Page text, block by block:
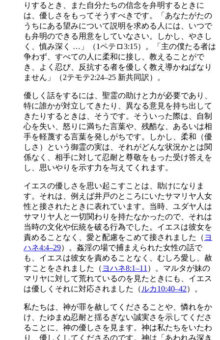
りするとき、また自分たちの信念を弁明するときに
は、優しさをもってそうすべきです。「あなたがたの
うちにある望みについて説明を求める人には、いつで
も弁明のできる用意をしていなさい。しかし、やさし
く、慎み深く …」（1ペテロ3:15）。「主の僕たる者は
争わず、すべての人に柔和に接し、教えることがで
き、よく忍び、反抗する者を優しく教え導かねばなり
ません」（2テモテ2:24–25 新共同訳）。
優しく話をするには、聖霊の助けと力が必要であり、
特に誰かが対立してきたり、異なる意見を持ち出して
きたりするときは、そうです。そういった際は、自制
心を失い、怒りに満ちた言葉や、残酷な、あるいは相
手を軽蔑する言葉を発しがちです。しかし、柔和（優
しさ）という御霊の実は、それがどんな状況かとは関
係なく、相手に対して忍耐と尊敬をもった受け答えを
し、思いやりを示す力を与えてくれます。
イエスの優しさを思い起こすことは、助けになりま
す。それは、例えば井戸のところにいたサマリヤ人女
性と接されたときに表れています。当時、ユダヤ人は
サマリヤ人と一切関わりを持たなかったので、それは
当時の文化や伝統を破る行為でした。イエスは彼女を
責めることなく、愛と配慮をこめて接されました（ ヨ
ハネ4:4–29）。姦淫の場で捕まえられた女性の話で
も、イエスは彼女を責めることなく、むしろ愛し、赦
すことをされました（ ヨハネ8:1–11 ）。マルタが妹の
マリヤに対して荒れているのを見たときにも、イエス
は優しくそれに対応されました（ ルカ10:40–42）。
私たちは、神が罪を赦してくださることや、憐れをか
け、たゆまぬ忍耐と揺るぎない誠実さを示してくださ
ることに、神の優しさを見ます。神は私たちをいたわ
り、優しくしてくださるのです。神は「あわれみ深き